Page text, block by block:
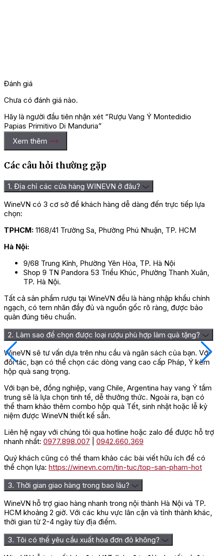
Đánh giá
Chưa có đánh giá nào.
Hãy là người đầu tiên nhận xét “Rượu Vang Ý Montedidio
Papias Primitivo Di Manduria”
Bạn phảiđăng nhập
Xem thêm
Các câu hỏi thường gặp
1. Địa chỉ các cửa hàng WINEVN ở đâu?
WineVN có 3 cơ sở để khách hàng dễ dàng đến trực tiếp lựa
chọn:
TPHCM: 1168/41 Trường Sa, Phường Phú Nhuận, TP. HCM
Hà Nội:
9/68 Trung Kính, Phường Yên Hòa, TP. Hà Nội
Shop 9 TN Pandora 53 Triều Khúc, Phường Thanh Xuân,
TP. Hà Nội.
Tất cả sản phẩm rượu tại WineVN đều là hàng nhập khẩu chính
ngạch, có tem nhãn đầy đủ và nguồn gốc rõ ràng, được bảo
quản đúng tiêu chuẩn.
2. Làm sao để chọn được loại rượu phù hợp làm quà tặng?
WineVN sẽ tư vấn dựa trên nhu cầu và ngân sách của bạn. Với
đối tác, bạn có thể chọn các dòng vang cao cấp Pháp, Ý kèm
hộp quà sang trọng.
Với bạn bè, đồng nghiệp, vang Chile, Argentina hay vang Ý tầm
trung sẽ là lựa chọn tinh tế, dễ thưởng thức. Ngoài ra, bạn có
thể tham khảo thêm combo hộp quà Tết, sinh nhật hoặc lễ kỷ
niệm được WineVN thiết kế sẵn.
Liên hệ ngay với chúng tôi qua hotline hoặc zalo để được hỗ trợ
nhanh nhất: 0977.898.007
0942.660.369
Quý khách cũng có thể tham khảo các bài viết hữu ích để có
thể chọn lựa: https://winevn.com/tin-tuc/top-san-pham-hot
3. Thời gian giao hàng trong bao lâu?
WineVN hỗ trợ giao hàng nhanh trong nội thành Hà Nội và TP.
HCM khoảng 2 giờ. Với các khu vực lân cận và tỉnh thành khác,
thời gian từ 2-4 ngày tùy địa điểm.
3. Tôi có thể yêu cầu xuất hóa đơn đỏ không?